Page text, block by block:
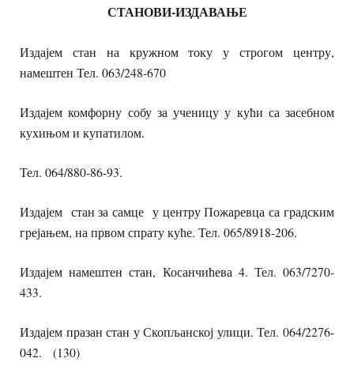
СТАНОВИ-ИЗДАВАЊЕ
Издајем стан на кружном току у строгом центру,
намештен Тел. 063/248-670
Издајем комфорну собу за ученицу у кући са засебном
кухињом и купатилом.
Тел. 064/880-86-93.
Издајем стан за самце у центру Пожаревца са градским
грејањем, на првом спрату куће. Тел. 065/8918-206.
Издајем намештен стан, Косанчићева 4. Тел. 063/7270-
433.
Издајем празан стан у Скопљанској улици. Тел. 064/2276-
042. (130)